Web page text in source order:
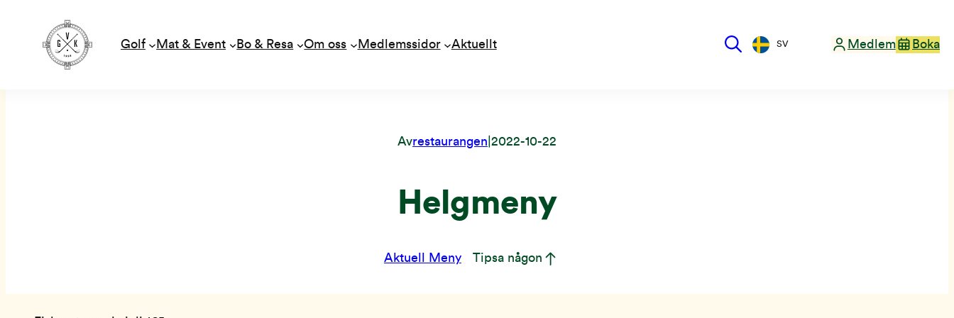
till
Golf Mat & Event Bo & Resa Om oss Medlemssidor Aktuellt SV Medlem Boka
Avrestaurangen 2022-10-22
Helgmeny
Aktuell Meny Tipsa någon